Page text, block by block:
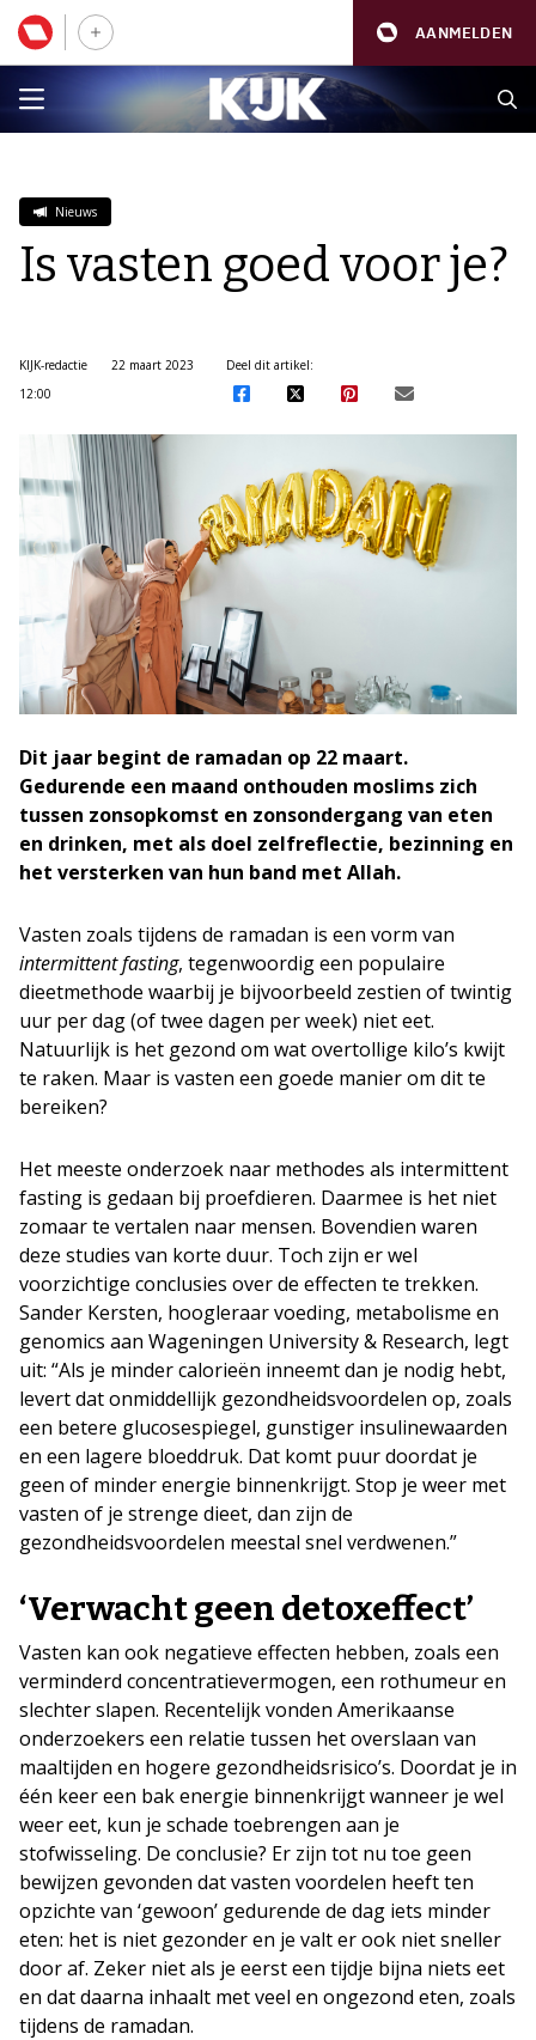
AANMELDEN
Nieuws
Is vasten goed voor je?
KIJK-redactie
22 maart 2023
12:00
Deel dit artikel:
Dit jaar begint de ramadan op 22 maart.
Gedurende een maand onthouden moslims zich
tussen zonsopkomst en zonsondergang van eten
en drinken, met als doel zelfreflectie, bezinning en
het versterken van hun band met Allah.
Vasten zoals tijdens de ramadan is een vorm van
intermittent fasting, tegenwoordig een populaire
dieetmethode waarbij je bijvoorbeeld zestien of twintig
uur per dag (of twee dagen per week) niet eet.
Natuurlijk is het gezond om wat overtollige kilo’s kwijt
te raken. Maar is vasten een goede manier om dit te
bereiken?
Het meeste onderzoek naar methodes als intermittent
fasting is gedaan bij proefdieren. Daarmee is het niet
zomaar te vertalen naar mensen. Bovendien waren
deze studies van korte duur. Toch zijn er wel
voorzichtige conclusies over de effecten te trekken.
Sander Kersten, hoogleraar voeding, metabolisme en
genomics aan Wageningen University & Research, legt
uit: “Als je minder calorieën inneemt dan je nodig hebt,
levert dat onmiddellijk gezondheidsvoordelen op, zoals
een betere glucosespiegel, gunstiger insulinewaarden
en een lagere bloeddruk. Dat komt puur doordat je
geen of minder energie binnenkrijgt. Stop je weer met
vasten of je strenge dieet, dan zijn de
gezondheidsvoordelen meestal snel verdwenen.”
‘Verwacht geen detoxeffect’
Vasten kan ook negatieve effecten hebben, zoals een
verminderd concentratievermogen, een rothumeur en
slechter slapen. Recentelijk vonden Amerikaanse
onderzoekers een relatie tussen het overslaan van
maaltijden en hogere gezondheidsrisico’s. Doordat je in
één keer een bak energie binnenkrijgt wanneer je wel
weer eet, kun je schade toebrengen aan je
stofwisseling. De conclusie? Er zijn tot nu toe geen
bewijzen gevonden dat vasten voordelen heeft ten
opzichte van ‘gewoon’ gedurende de dag iets minder
eten: het is niet gezonder en je valt er ook niet sneller
door af. Zeker niet als je eerst een tijdje bijna niets eet
en dat daarna inhaalt met veel en ongezond eten, zoals
tijdens de ramadan.